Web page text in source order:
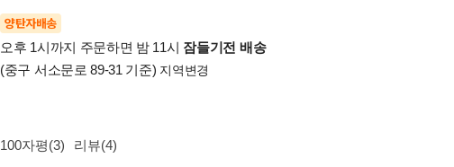
양탄자배송
오후 1시까지 주문하면 밤 11시 잠들기전 배송
(중구 서소문로 89-31 기준) 지역변경
100자평(3) 리뷰(4)